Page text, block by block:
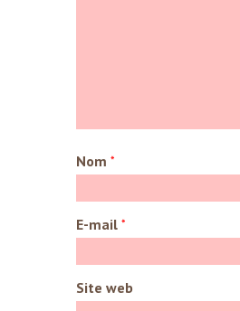
Nom *
E-mail *
Site web